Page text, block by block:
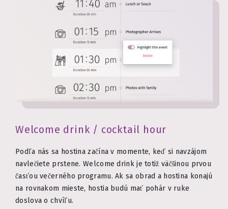
Welcome drink / cocktail hour
Podľa nás sa hostina začína v momente, keď si navzájom
navlečiete prstene. Welcome drink je totiž väčšinou prvou
časťou večerného programu. Ak sa obrad a hostina konajú
na rovnakom mieste, hostia budú mať pohár v ruke
doslova o chvíľu.